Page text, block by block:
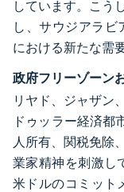
しています。こう
し、サウジアラビ
における新たな需
政府フリーゾーン
リヤド、ジャザン
ドゥッラー経済都
人所有、関税免除
業家精神を刺激し
米ドルのコミット